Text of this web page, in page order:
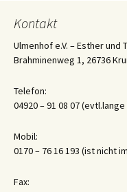
Kontakt
Ulmenhof e.V. – Esther und
Brahminenweg 1, 26736
Telefon:
04920 – 91 08 07
Mobil:
0170 – 76 16 193 (ist nicht
Fax: